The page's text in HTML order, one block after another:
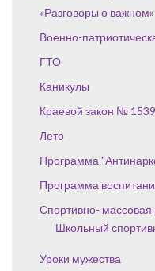
«Разговоры о важном»
Военно-
ГТО
Каникулы
Краевой закон № 1539
Лето
Программа
Программа
Спортивно- массовая
Школьный
Уроки мужества